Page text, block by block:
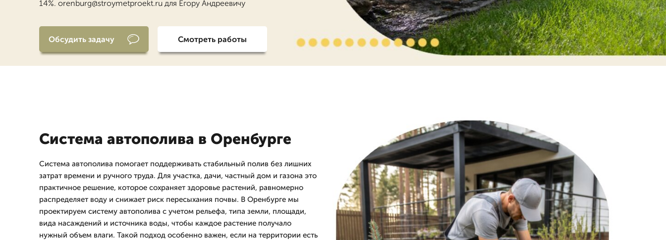
14%. orenburg@stroymetproekt.ru для Егору Андреевичу
Обсудить задачу Смотреть работы
Система автополива в Оренбурге
Система автополива помогает поддерживать стабильный полив без лишних
затрат времени и ручного труда. Для участка, дачи, частный дом и газона это
практичное решение, которое сохраняет здоровье растений, равномерно
распределяет воду и снижает риск пересыхания почвы. В Оренбурге мы
проектируем систему автополива с учетом рельефа, типа земли, площади,
вида насаждений и источника воды, чтобы каждое растение получало
нужный объем влаги. Такой подход особенно важен, если на территории есть